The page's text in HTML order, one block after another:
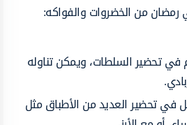
من الخضروات والفواكه:
تحضير السلطات، ويمكن تناوله
في تحضير العديد من الأطباق مثل